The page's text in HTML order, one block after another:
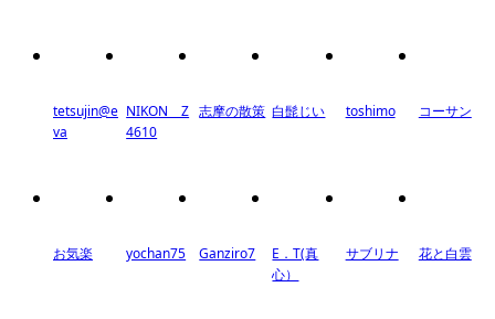
tetsujin@e
va
NIKON Z
4610
志摩の散策 白髭じい toshimo コーサン
お気楽 yochan75 Ganziro7
E．T(真
心）
サブリナ 花と白雲